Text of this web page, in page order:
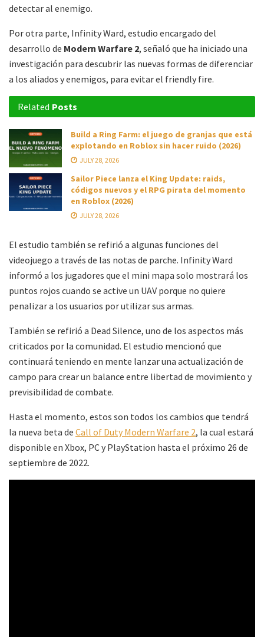
detectar al enemigo.
Por otra parte, Infinity Ward, estudio encargado del
desarrollo de Modern Warfare 2, señaló que ha iniciado una
investigación para descubrir las nuevas formas de diferenciar
a los aliados y enemigos, para evitar el friendly fire.
Related Posts
Build a Ring Farm: el juego de granjas que está
explotando en Roblox sin hacer ruido (2026)
JULY 28, 2026
Sailor Piece lanza el King Update: raids,
códigos nuevos y el RPG pirata del momento
en Roblox (2026)
JULY 28, 2026
El estudio también se refirió a algunas funciones del
videojuego a través de las notas de parche. Infinity Ward
informó a los jugadores que el mini mapa solo mostrará los
puntos rojos cuando se active un UAV porque no quiere
penalizar a los usuarios por utilizar sus armas.
También se refirió a Dead Silence, uno de los aspectos más
criticados por la comunidad. El estudio mencionó que
continuará teniendo en mente lanzar una actualización de
campo para crear un balance entre libertad de movimiento y
previsibilidad de combate.
Hasta el momento, estos son todos los cambios que tendrá
la nueva beta de Call of Duty Modern Warfare 2, la cual estará
disponible en Xbox, PC y PlayStation hasta el próximo 26 de
septiembre de 2022.